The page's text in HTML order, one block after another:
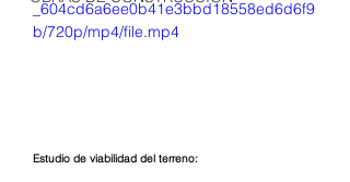
_604cd6a6ee0b41e3bbd18558ed6d6f9
b/720p/mp4/file.mp4
Estudio de viabilidad del terreno: